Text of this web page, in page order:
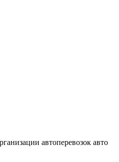
автоперевозок авто